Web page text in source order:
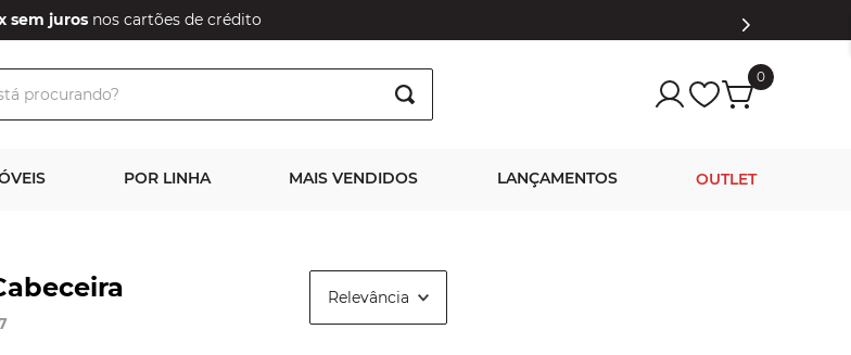
sem jurosnos cartões de crédito
procurando? 0
POR LINHA MAIS VENDIDOS LANÇAMENTOS OUTLET
Relevância